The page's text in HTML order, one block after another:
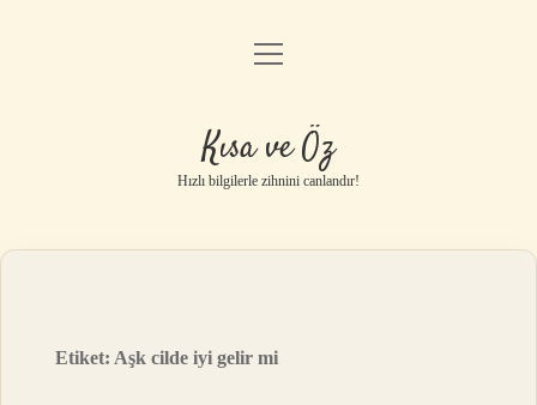
Anasayfa
Gizlilik Politikası
Yasal Uyarı
menüyü
Kısa ve Öz
Hızlı bilgilerle zihnini canlandır!
Etiket: Aşk cilde iyi gelir mi